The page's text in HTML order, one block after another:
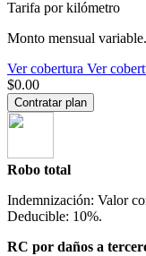
Tarifa por kilómetro
Monto mensual variable.
Ver cobertura Ver
$0.00
Contratar plan
Robo total
Indemnización: Valor
Deducible: 10%.
RC por daños a